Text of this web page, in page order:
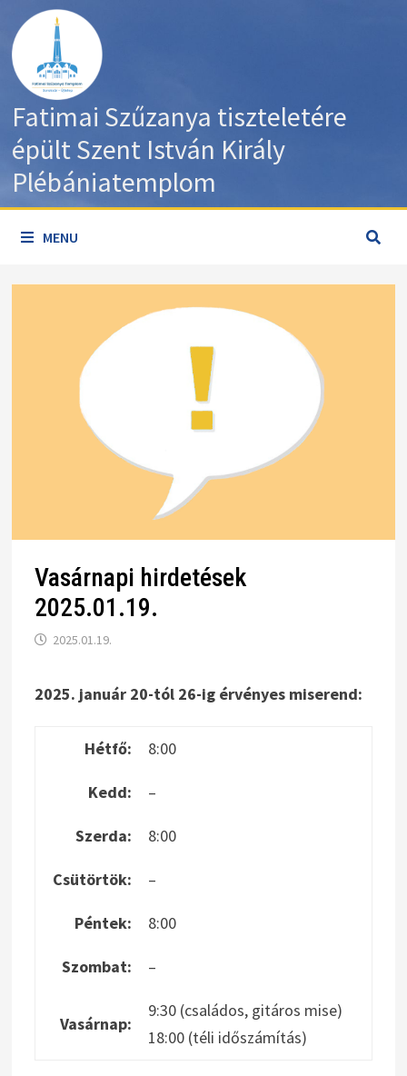
content
Fatimai Szűzanya tiszteletére
épült Szent István Király
Plébániatemplom
MENU
Vasárnapi hirdetések
2025.01.19.
2025.01.19.
2025. január 20-tól 26-ig érvényes miserend:
Hétfő: 8:00
Kedd: –
Szerda: 8:00
Csütörtök: –
Péntek: 8:00
Szombat: –
Vasárnap:
9:30 (családos, gitáros mise)
18:00 (téli időszámítás)